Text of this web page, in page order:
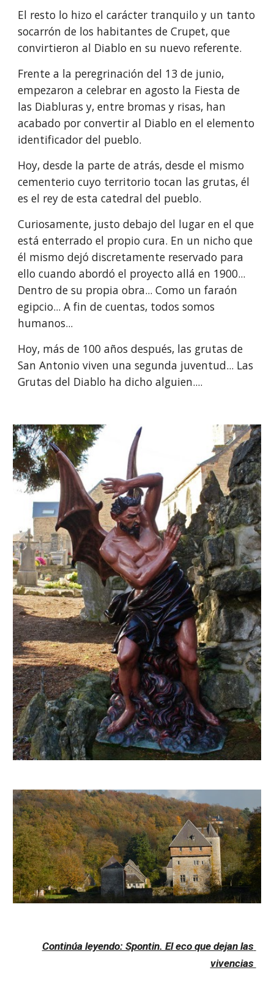
El resto lo hizo el carácter tranquilo y un tanto
socarrón de los habitantes de Crupet, que
convirtieron al Diablo en su nuevo referente.
Frente a la peregrinación del 13 de junio,
empezaron a celebrar en agosto la Fiesta de
las Diabluras y, entre bromas y risas, han
acabado por convertir al Diablo en el elemento
identificador del pueblo.
Hoy, desde la parte de atrás, desde el mismo
cementerio cuyo territorio tocan las grutas, él
es el rey de esta catedral del pueblo.
Curiosamente, justo debajo del lugar en el que
está enterrado el propio cura. En un nicho que
él mismo dejó discretamente reservado para
ello cuando abordó el proyecto allá en 1900...
Dentro de su propia obra... Como un faraón
egipcio... A fin de cuentas, todos somos
humanos...
Hoy, más de 100 años después, las grutas de
San Antonio viven una segunda juventud... Las
Grutas del Diablo ha dicho alguien....
Continúa leyendo: Spontin. El eco que dejan las
vivencias